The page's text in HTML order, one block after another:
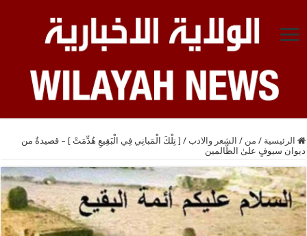
الرئيسية / من / الشعر والادب / [ تِلْكَ الْمَبانِي فِي الْبَقِيعِ هُدِّمَتْ ] – قصيدةٌ من
ديوان سيوفٍ علىٰ الظّالمين